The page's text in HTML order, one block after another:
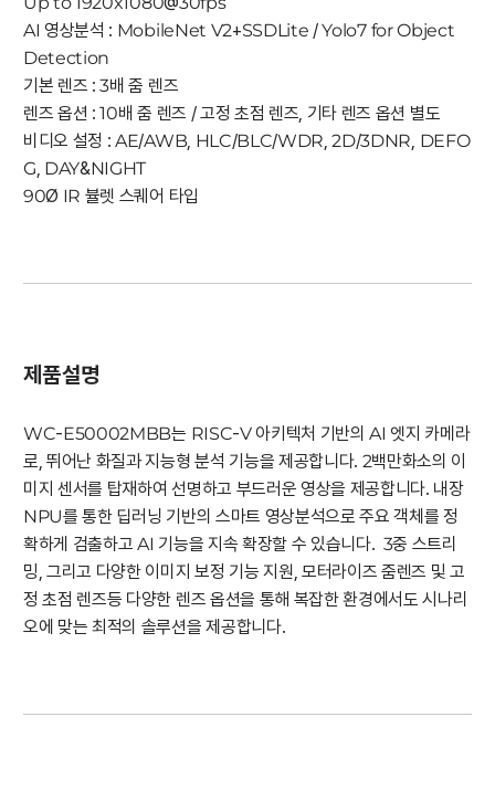
AI 영상분석 : MobileNet V2+SSDLite / Yolo7 for Object
Detection
기본 렌즈 : 3배 줌 렌즈
렌즈 옵션 : 10배 줌 렌즈 / 고정 초점 렌즈, 기타 렌즈 옵션 별도
비디오 설정 : AE/AWB, HLC/BLC/WDR, 2D/3DNR, DEFO
G, DAY&NIGHT
90Ø IR 뷸렛 스퀘어 타입
제품설명
WC-E50002MBB는 RISC-V 아키텍처 기반의 AI 엣지 카메라
로, 뛰어난 화질과 지능형 분석 기능을 제공합니다. 2백만화소의 이
미지 센서를 탑재하여 선명하고 부드러운 영상을 제공합니다. 내장
NPU를 통한 딥러닝 기반의 스마트 영상분석으로 주요 객체를 정
확하게 검출하고 AI 기능을 지속 확장할 수 있습니다. 3중 스트리
밍, 그리고 다양한 이미지 보정 기능 지원, 모터라이즈 줌렌즈 및 고
정 초점 렌즈등 다양한 렌즈 옵션을 통해 복잡한 환경에서도 시나리
오에 맞는 최적의 솔루션을 제공합니다.